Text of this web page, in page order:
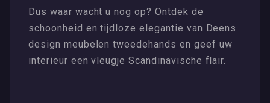
Dus waar wacht u nog op? Ontdek de
schoonheid en tijdloze elegantie van Deens
design meubelen tweedehands en geef uw
interieur een vleugje Scandinavische flair.